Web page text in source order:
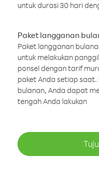
untuk durasi 30 hari
Paket langganan
Paket langganan
untuk melakukan
ponsel dengan tarif
paket Anda setiap
bulanan, Anda dapat
tengah Anda lakukan